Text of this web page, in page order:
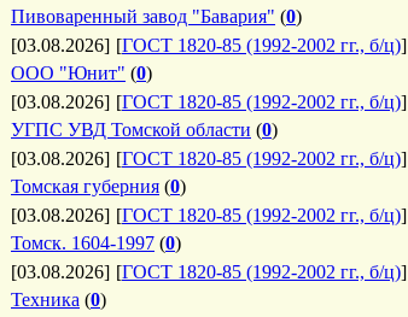
Пивоваренный завод "Бавария" (0)
[03.08.2026] [ГОСТ 1820-85 (1992-2002 гг., б/ц)]
ООО "Юнит" (0)
[03.08.2026] [ГОСТ 1820-85 (1992-2002 гг., б/ц)]
УГПС УВД Томской области (0)
[03.08.2026] [ГОСТ 1820-85 (1992-2002 гг., б/ц)]
Томская губерния (0)
[03.08.2026] [ГОСТ 1820-85 (1992-2002 гг., б/ц)]
Томск. 1604-1997 (0)
[03.08.2026] [ГОСТ 1820-85 (1992-2002 гг., б/ц)]
Техника (0)